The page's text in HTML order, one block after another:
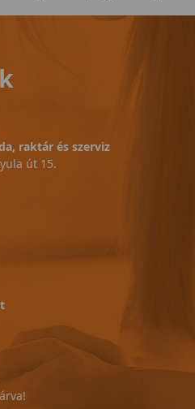
raktár és szerviz
út 15.